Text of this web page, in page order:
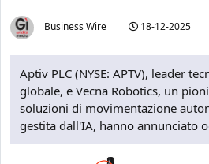
Business Wire 18-12-2025
Aptiv PLC (NYSE: APTV), leader
globale, e Vecna Robotics, un
soluzioni di movimentazione
gestita dall'IA, hanno annunciato